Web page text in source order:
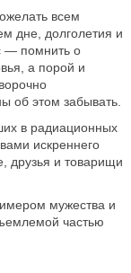
всем
дне, долголетия и
— помнить о
а порой и
об этом забывать.
в радиационных
искреннего
друзья и товарищи
мужества и
частью